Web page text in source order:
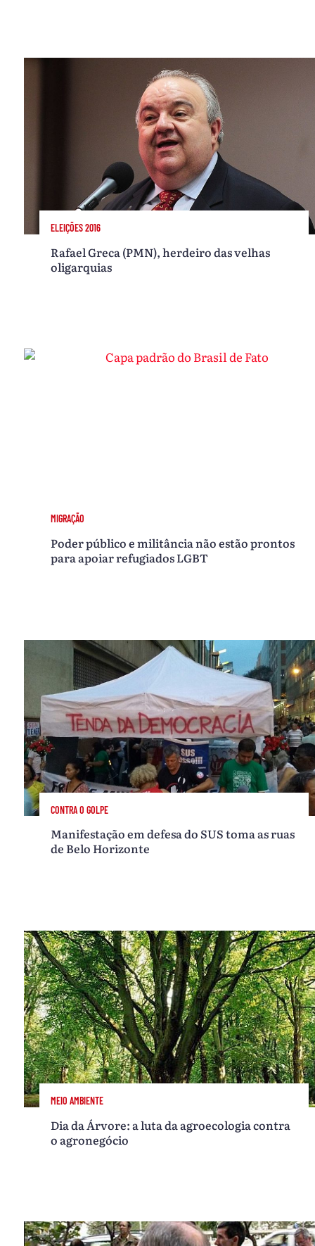
ELEIÇÕES 2016
Rafael Greca (PMN), herdeiro das velhas
oligarquias
MIGRAÇÃO
Poder público e militância não estão prontos
para apoiar refugiados LGBT
CONTRA O GOLPE
Manifestação em defesa do SUS toma as ruas
de Belo Horizonte
MEIO AMBIENTE
Dia da Árvore: a luta da agroecologia contra
o agronegócio